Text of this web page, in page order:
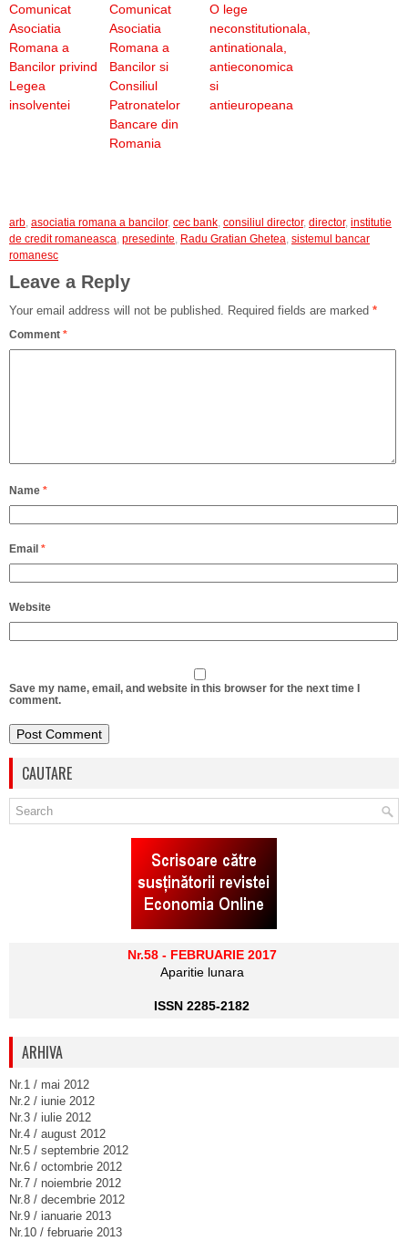
Comunicat
Asociatia
Romana a
Bancilor privind
Legea
insolventei
Comunicat
Asociatia
Romana a
Bancilor si
Consiliul
Patronatelor
Bancare din
Romania
O lege
neconstitutionala,
antinationala,
antieconomica
si
antieuropeana
arb, asociatia romana a bancilor, cec bank, consiliul director, director, institutie
de credit romaneasca, presedinte, Radu Gratian Ghetea, sistemul bancar
romanesc
Leave a Reply
Your email address will not be published. Required fields are marked *
Comment *
Name *
Email *
Website
Save my name, email, and website in this browser for the next time I
comment.
CAUTARE
Nr.58 - FEBRUARIE 2017
Aparitie lunara
ISSN 2285-2182
ARHIVA
Nr.1 / mai 2012
Nr.2 / iunie 2012
Nr.3 / iulie 2012
Nr.4 / august 2012
Nr.5 / septembrie 2012
Nr.6 / octombrie 2012
Nr.7 / noiembrie 2012
Nr.8 / decembrie 2012
Nr.9 / ianuarie 2013
Nr.10 / februarie 2013